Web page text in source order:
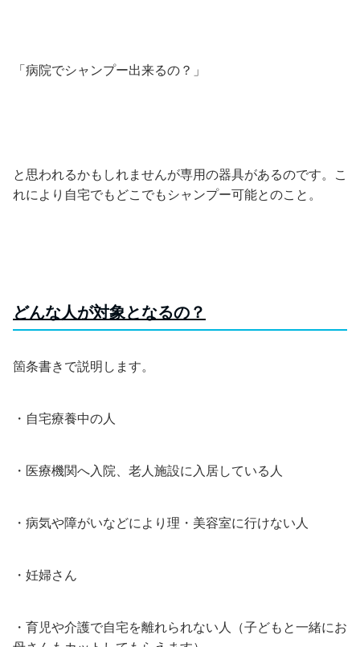
「病院でシャンプー出来るの？」
と思われるかもしれませんが専用の器具があるのです。こ
れにより自宅でもどこでもシャンプー可能とのこと。
どんな人が対象となるの？
箇条書きで説明します。
・自宅療養中の人
・医療機関へ入院、老人施設に入居している人
・病気や障がいなどにより理・美容室に行けない人
・妊婦さん
・育児や介護で自宅を離れられない人（子どもと一緒にお